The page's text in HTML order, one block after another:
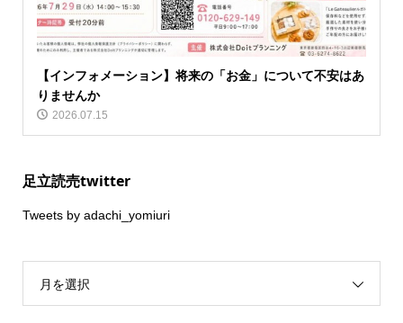
【インフォメーション】将来の「お金」について不安はあ
りませんか
2026.07.15
足立読売twitter
Tweets by adachi_yomiuri
月を選択